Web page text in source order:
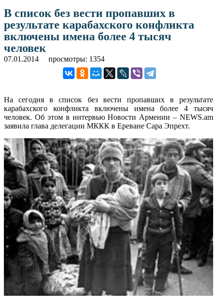
В список без вести пропавших в
результате карабахского конфликта
включены имена более 4 тысяч
человек
07.01.2014 просмотры: 1354
На сегодня в список без вести пропавших в результате
карабахского конфликта включены имена более 4 тысяч
человек. Об этом в интервью Новости Армении – NEWS.am
заявила глава делегации МККК в Ереване Сара Эпрехт.